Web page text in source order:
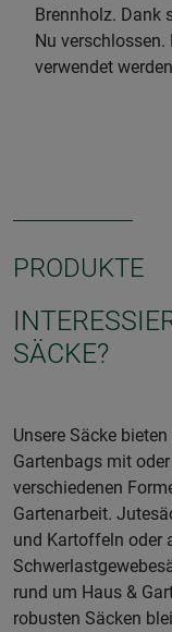
Brennholz. Dank
Nu
verwendet
PRODUKTE
SÄCKE?
Unsere Säcke
Gartenbags mit
verschiedenen
Gartenarbeit.
und Kartoffeln oder
rund um Haus &
robusten Säcken